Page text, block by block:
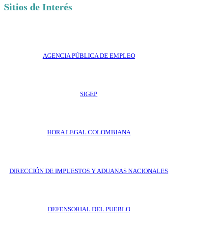
Sitios de Interés
AGENCIA PÚBLICA DE EMPLEO
SIGEP
HORA LEGAL COLOMBIANA
DIRECCIÓN DE IMPUESTOS Y ADUANAS NACIONALES
DEFENSORIAL DEL PUEBLO